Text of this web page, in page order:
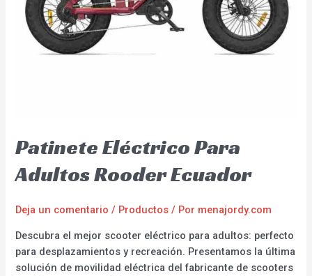
Patinete Eléctrico Para
Adultos Rooder Ecuador
Deja un comentario / Productos / Por menajordy.com
Descubra el mejor scooter eléctrico para adultos: perfecto
para desplazamientos y recreación. Presentamos la última
solución de movilidad eléctrica del fabricante de scooters